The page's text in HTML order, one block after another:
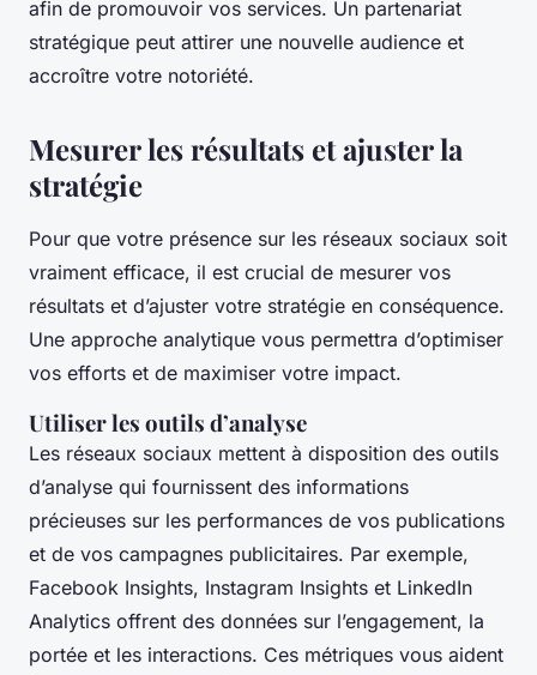
afin de promouvoir vos services. Un partenariat
stratégique peut attirer une nouvelle audience et
accroître votre notoriété.
Mesurer les résultats et ajuster la
stratégie
Pour que votre présence sur les réseaux sociaux soit
vraiment efficace, il est crucial de mesurer vos
résultats et d’ajuster votre stratégie en conséquence.
Une approche analytique vous permettra d’optimiser
vos efforts et de maximiser votre impact.
Utiliser les outils d’analyse
Les réseaux sociaux mettent à disposition des outils
d’analyse qui fournissent des informations
précieuses sur les performances de vos publications
et de vos campagnes publicitaires. Par exemple,
Facebook Insights, Instagram Insights et LinkedIn
Analytics offrent des données sur l’engagement, la
portée et les interactions. Ces métriques vous aident